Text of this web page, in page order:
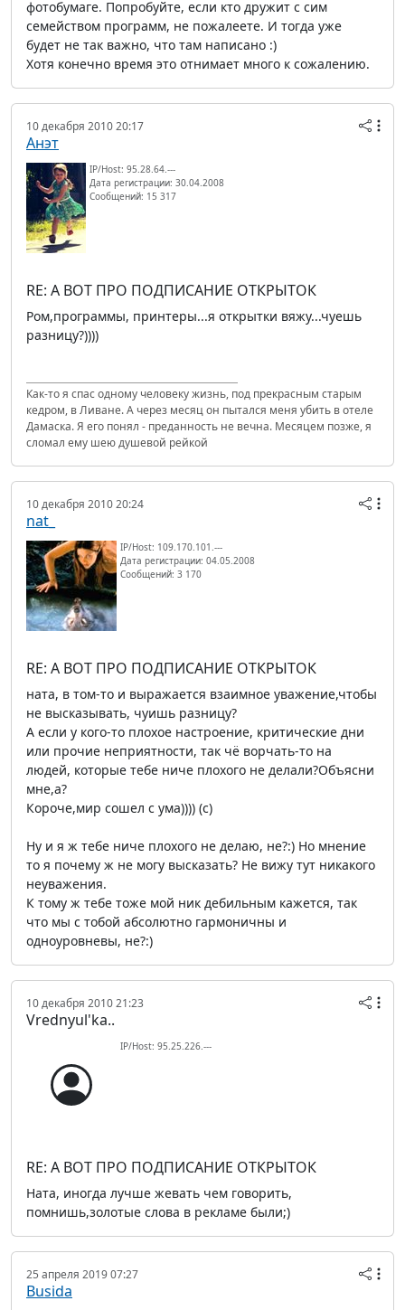
фотобумаге. Попробуйте, если кто дружит с сим
семейством программ, не пожалеете. И тогда уже
будет не так важно, что там написано :)
Хотя конечно время это отнимает много к сожалению.
10 декабря 2010 20:17
Анэт
IP/Host: 95.28.64.---
Дата регистрации: 30.04.2008
Сообщений: 15 317
RE: А ВОТ ПРО ПОДПИСАНИЕ ОТКРЫТОК
Ром,программы, принтеры...я открытки вяжу...чуешь
разницу?))))
Как-то я спас одному человеку жизнь, под прекрасным старым
кедром, в Ливане. А через месяц он пытался меня убить в отеле
Дамаска. Я его понял - преданность не вечна. Месяцем позже, я
сломал ему шею душевой рейкой
10 декабря 2010 20:24
nat_
IP/Host: 109.170.101.---
Дата регистрации: 04.05.2008
Сообщений: 3 170
RE: А ВОТ ПРО ПОДПИСАНИЕ ОТКРЫТОК
ната, в том-то и выражается взаимное уважение,чтобы
не высказывать, чуишь разницу?
А если у кого-то плохое настроение, критические дни
или прочие неприятности, так чё ворчать-то на
людей, которые тебе ниче плохого не делали?Объясни
мне,а?
Короче,мир сошел с ума)))) (c)
Ну и я ж тебе ниче плохого не делаю, не?:) Но мнение
то я почему ж не могу высказать? Не вижу тут никакого
неуважения.
К тому ж тебе тоже мой ник дебильным кажется, так
что мы с тобой абсолютно гармоничны и
одноуровневы, не?:)
10 декабря 2010 21:23
Vrednyul'ka..
IP/Host: 95.25.226.---
RE: А ВОТ ПРО ПОДПИСАНИЕ ОТКРЫТОК
Ната, иногда лучше жевать чем говорить,
помнишь,золотые слова в рекламе были;)
25 апреля 2019 07:27
Busida